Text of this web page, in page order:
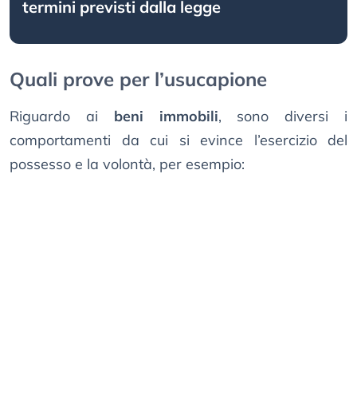
termini previsti dalla legge
Quali prove per l’usucapione
Riguardo ai beni immobili, sono diversi i
comportamenti da cui si evince l’esercizio del
possesso e la volontà, per esempio: